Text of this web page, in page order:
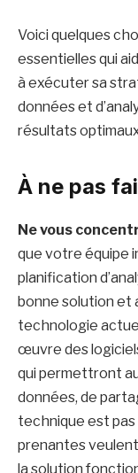
Voici quelques
essentielles qui
à exécuter sa
données et
résultats
À ne pas
Ne vous
que votre équipe
planification
bonne solution et
technologie
œuvre des
qui permettront
données, de
technique est
prenantes veulent
la solution